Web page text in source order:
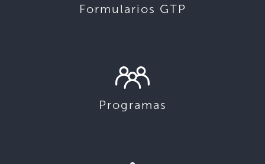
Formularios GTP
Programas